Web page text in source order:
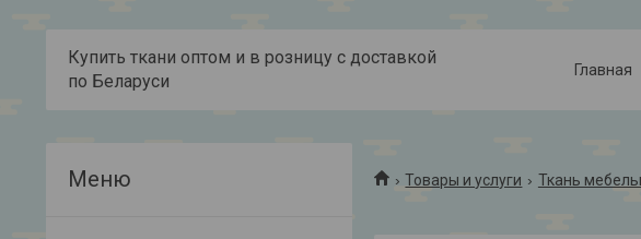
Купить ткани оптом и в розницу с доставкой
по Беларуси
Главная
Товары и услуги Ткань